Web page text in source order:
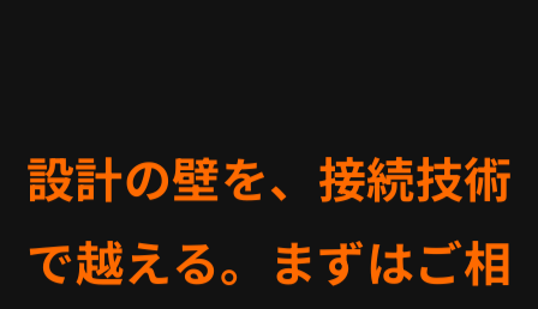
設計の壁を、接続技術
で越える。まずはご相